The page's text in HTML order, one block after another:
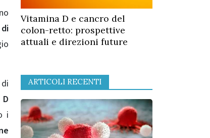
i
Vitamina D e cancro del
colon-retto: prospettive
attuali e direzioni future
ARTICOLI RECENTI